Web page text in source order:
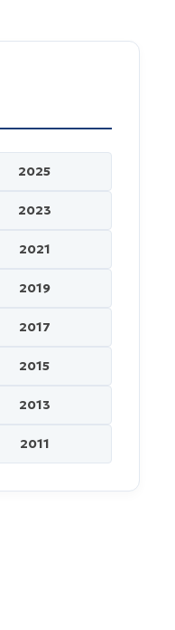
2025
2023
2021
2019
2017
2015
2013
2011